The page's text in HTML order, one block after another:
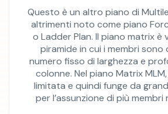
Questo è un altro piano di
altrimenti noto come piano
o Ladder Plan. Il piano matrix è
piramide in cui i membri sono
numero fisso di larghezza e
colonne. Nel piano Matrix
limitata e quindi funge da
per l’assunzione di più membri